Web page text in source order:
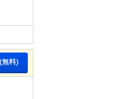
無料)